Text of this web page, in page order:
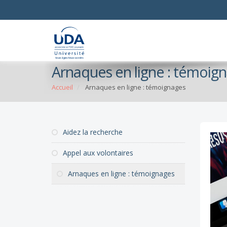
Arnaques en ligne :
Accueil Arnaques en ligne : témoignages
Aidez la recherche
Appel aux volontaires
Arnaques en ligne : témoignages